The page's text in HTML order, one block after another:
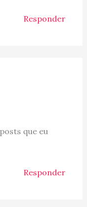
Responder
que eu
Responder